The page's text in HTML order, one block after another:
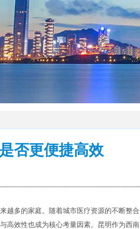
否更便捷高效
越多的家庭。随着城市医疗资源的不断整合
高效性也成为核心考量因素。昆明作为西南